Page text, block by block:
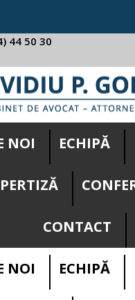
44 50 30
NOI ECHIPĂ
CONTACT
NOI ECHIPĂ